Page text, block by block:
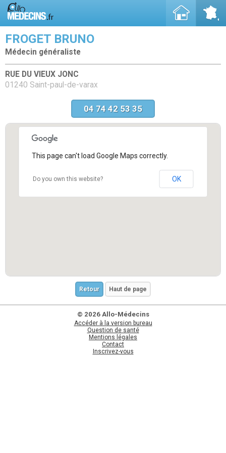
FROGET BRUNO
Médecin généraliste
RUE DU VIEUX JONC
01240 Saint-paul-de-varax
04 74 42 53 35
This page can't load Google Maps correctly.
Do you own this website? OK
Retour Haut de page
© 2026 Allo-Médecins
Accéder à la version bureau
Question de santé
Mentions légales
Contact
Inscrivez-vous